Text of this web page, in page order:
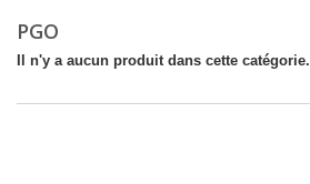
PGO
Il n'y a aucun produit dans cette catégorie.